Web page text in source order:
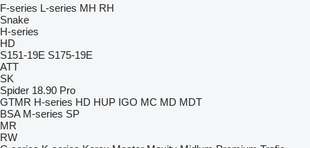
F-series L-series MH RH
Snake
H-series
HD
S151-19E S175-19E
ATT
SK
Spider 18.90 Pro
GTMR H-series HD HUP IGO MC MD MDT
BSA M-series SP
MR
RW